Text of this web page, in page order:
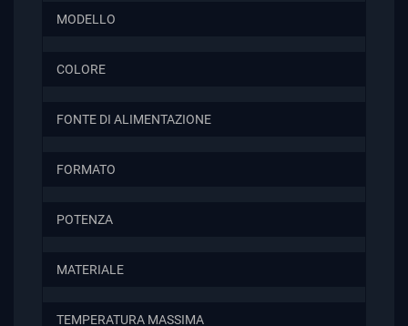
MODELLO
COLORE
FONTE DI ALIMENTAZIONE
FORMATO
POTENZA
MATERIALE
TEMPERATURA MASSIMA